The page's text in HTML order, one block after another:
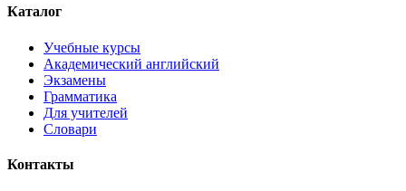
Каталог
Учебные курсы
Академический английский
Экзамены
Грамматика
Для учителей
Словари
Контакты